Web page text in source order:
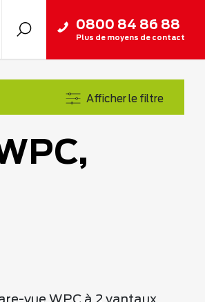
0800 84 86 88
Plus de moyens de contact
Afficher le filtre